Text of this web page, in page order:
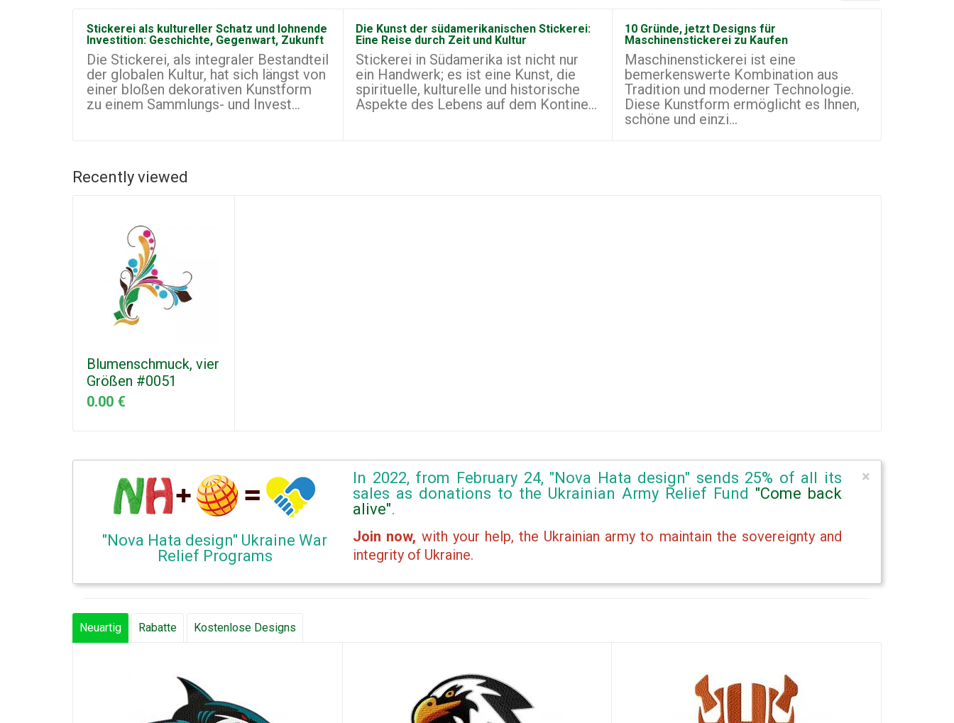
Stickerei als kultureller Schatz und lohnende
Investition: Geschichte, Gegenwart, Zukunft
Die Stickerei, als integraler Bestandteil
der globalen Kultur, hat sich längst von
einer bloßen dekorativen Kunstform
zu einem Sammlungs- und Invest...
Die Kunst der südamerikanischen Stickerei:
Eine Reise durch Zeit und Kultur
Stickerei in Südamerika ist nicht nur
ein Handwerk; es ist eine Kunst, die
spirituelle, kulturelle und historische
Aspekte des Lebens auf dem Kontine...
10 Gründe, jetzt Designs für
Maschinenstickerei zu Kaufen
Maschinenstickerei ist eine
bemerkenswerte Kombination aus
Tradition und moderner Technologie.
Diese Kunstform ermöglicht es Ihnen,
schöne und einzi...
Recently viewed
Blumenschmuck, vier
Größen #0051
0.00 €
"Nova Hata design" Ukraine War
Relief Programs
In 2022, from February 24, "Nova Hata design" sends 25% of all its
sales as donations to the Ukrainian Army Relief Fund "Come back
alive".
Join now, with your help, the Ukrainian army to maintain the sovereignty and
integrity of Ukraine.
×
Neuartig Rabatte Kostenlose Designs